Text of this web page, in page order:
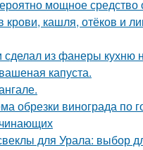
мощное средство
крови, кашля, отёков и
из фанеры кухню
капуста.
обрезки винограда по
для Урала: выбор